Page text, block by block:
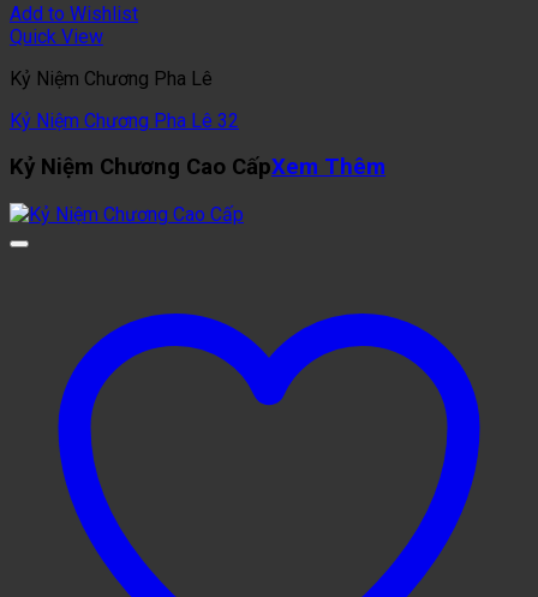
Add to Wishlist
Quick View
Kỷ Niệm Chương Pha Lê
Kỷ Niệm Chương Pha Lê 32
Kỷ Niệm Chương Cao CấpXem Thêm